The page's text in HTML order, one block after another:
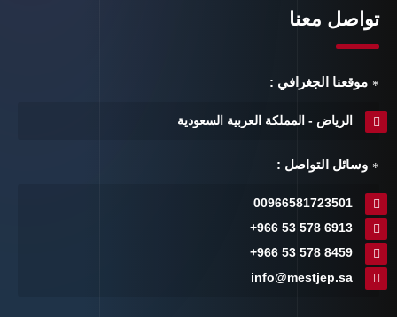
تواصل معنا
موقعنا الجغرافي :
الرياض - المملكة العربية السعودية
وسائل التواصل :
00966581723501
+966 53 578 6913
+966 53 578 8459
info@mestjep.sa